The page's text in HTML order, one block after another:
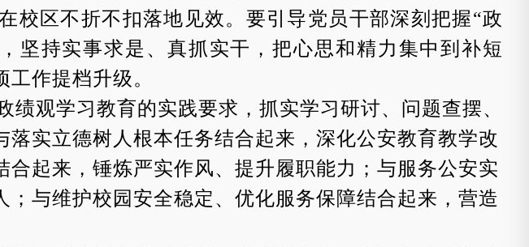
校区不折不扣落地见效。要引导党员干部深刻把握“政
， 坚持实事求是、真抓实干，把心思和精力集中到补短
作提档升级。
观学习教育的实践要求，抓实学习研讨、问题查摆、
落实立德树人根本任务结合起来，深化公安教育教学改
起来，锤炼严实作风、提升履职能力；与服务公安实
与维护校园安全稳定、优化服务保障结合起来，营造